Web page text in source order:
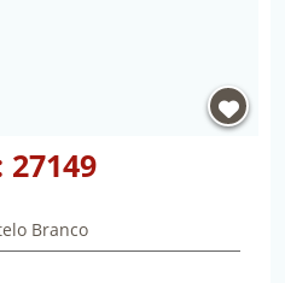
27149 | Castelo
Branco